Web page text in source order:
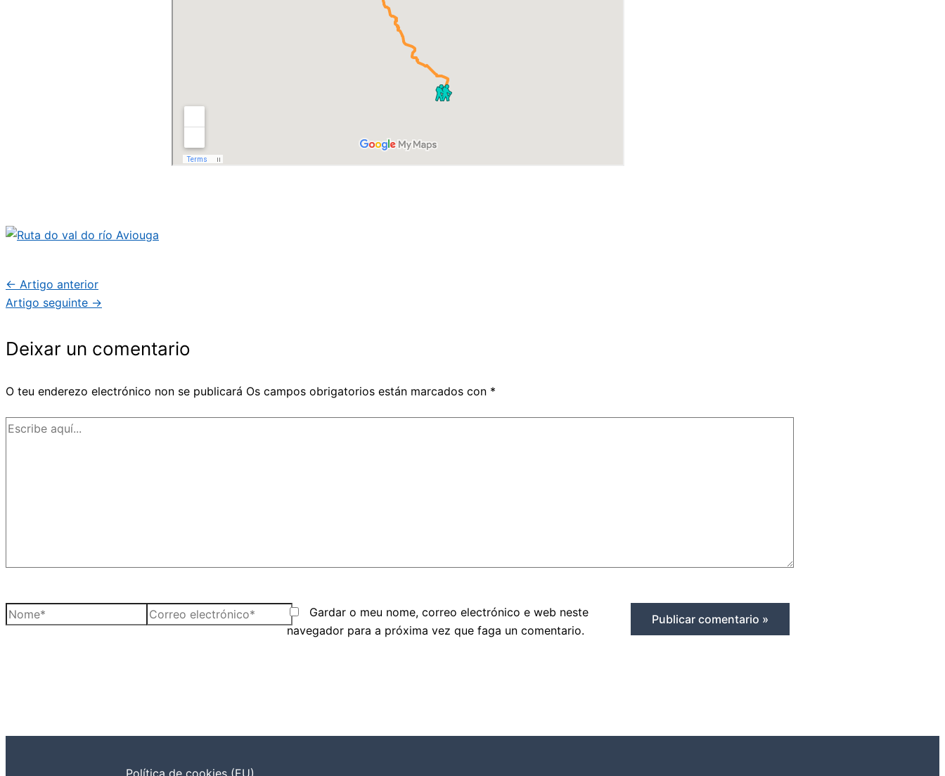
← Artigo anterior
Artigo seguinte →
Deixar un comentario
O teu enderezo electrónico non se publicará Os campos obrigatorios están marcados con *
Escribe
Nome*
Correo
electrónico*
Gardar o meu nome, correo electrónico e web neste
navegador para a próxima vez que faga un comentario.
Política de cookies (EU)